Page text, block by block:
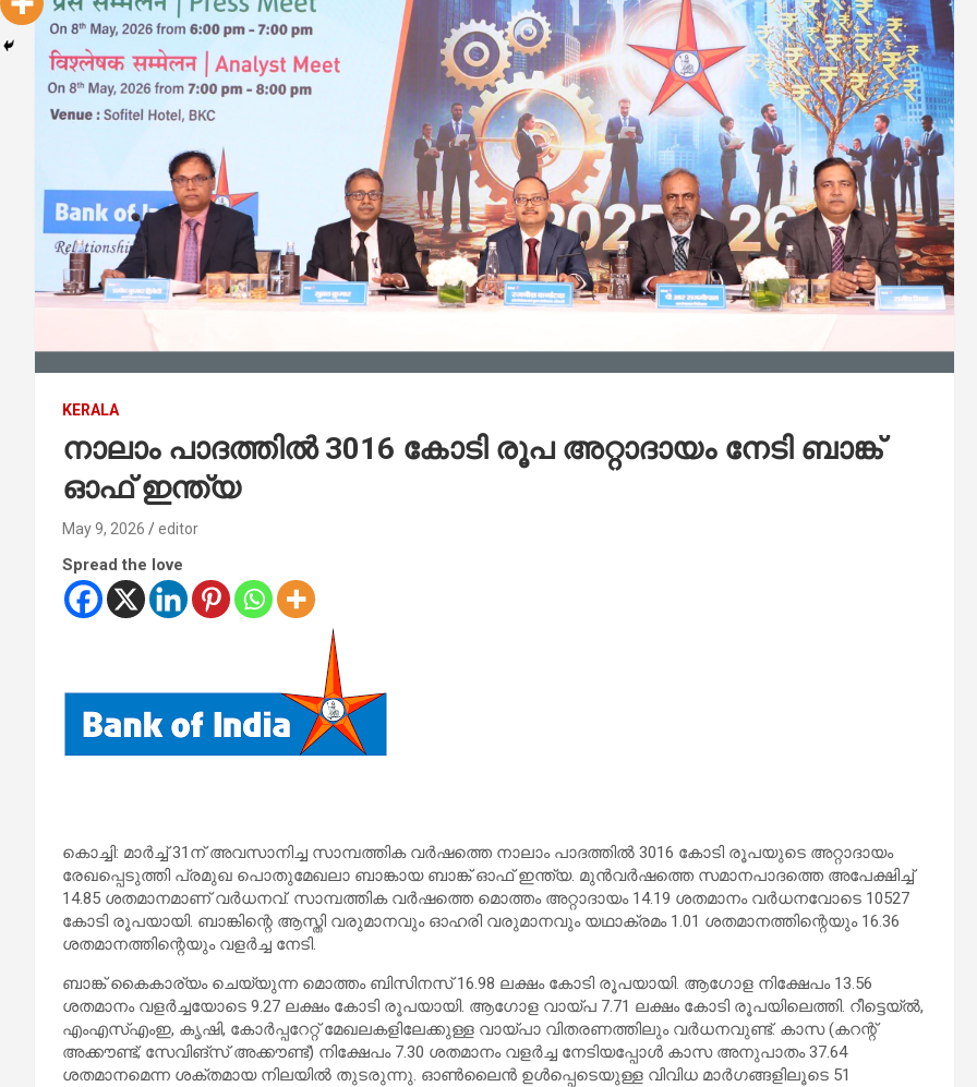
KERALA
നാലാം പാദത്തിൽ 3016 കോടി രൂപ അറ്റാദായം നേടി ബാങ്ക്
ഓഫ് ഇന്ത്യ
May 9, 2026 editor
Spread the love
കൊച്ചി: മാർച്ച് 31ന് അവസാനിച്ച സാമ്പത്തിക വർഷത്തെ നാലാം പാദത്തിൽ 3016 കോടി രൂപയുടെ അറ്റാദായം
രേഖപ്പെടുത്തി പ്രമുഖ പൊതുമേഖലാ ബാങ്കായ ബാങ്ക് ഓഫ് ഇന്ത്യ. മുൻവർഷത്തെ സമാനപാദത്തെ അപേക്ഷിച്ച്
14.85 ശതമാനമാണ് വർധനവ്. സാമ്പത്തിക വർഷത്തെ മൊത്തം അറ്റാദായം 14.19 ശതമാനം വർധനവോടെ 10527
കോടി രൂപയായി. ബാങ്കിന്റെ ആസ്തി വരുമാനവും ഓഹരി വരുമാനവും യഥാക്രമം 1.01 ശതമാനത്തിന്റെയും 16.36
ശതമാനത്തിന്റെയും വളർച്ച നേടി.
ബാങ്ക് കൈകാര്യം ചെയ്യുന്ന മൊത്തം ബിസിനസ് 16.98 ലക്ഷം കോടി രൂപയായി. ആഗോള നിക്ഷേപം 13.56
ശതമാനം വളർച്ചയോടെ 9.27 ലക്ഷം കോടി രൂപയായി. ആഗോള വായ്പ 7.71 ലക്ഷം കോടി രൂപയിലെത്തി. റീട്ടെയ്ൽ,
എംഎസ്എംഇ, കൃഷി, കോർപ്പറേറ്റ് മേഖലകളിലേക്കുള്ള വായ്പാ വിതരണത്തിലും വർധനവുണ്ട്. കാസ (കറന്റ്
അക്കൗണ്ട്; സേവിങ്സ് അക്കൗണ്ട്) നിക്ഷേപം 7.30 ശതമാനം വളർച്ച നേടിയപ്പോൾ കാസ അനുപാതം 37.64
ശതമാനമെന്ന ശക്തമായ നിലയിൽ തുടരുന്നു. ഓൺലൈൻ ഉൾപ്പെടെയുള്ള വിവിധ മാർഗങ്ങളിലൂടെ 51